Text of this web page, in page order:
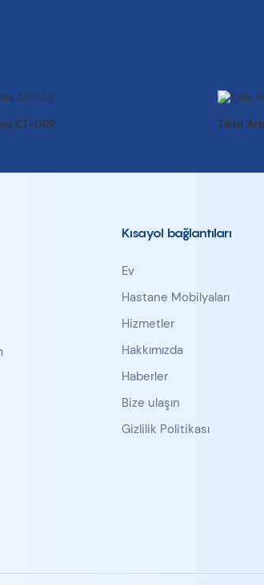
CT-009 Tıbbi
Kısayol bağlantıları
Ev
Hastane Mobilyaları
Hizmetler
Hakkımızda
Haberler
Bize ulaşın
Gizlilik Politikası